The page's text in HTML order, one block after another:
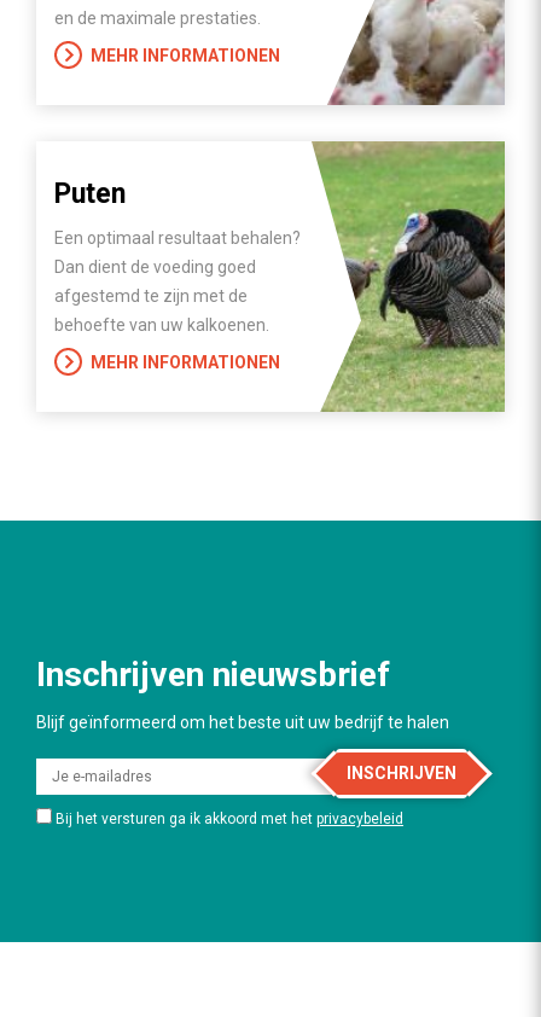
en de maximale prestaties.
MEHR INFORMATIONEN
Puten
Een optimaal resultaat behalen?
Dan dient de voeding goed
afgestemd te zijn met de
behoefte van uw kalkoenen.
MEHR INFORMATIONEN
Inschrijven nieuwsbrief
Blijf geïnformeerd om het beste uit uw bedrijf te halen
INSCHRIJVEN
Bij het versturen ga ik akkoord met het privacybeleid